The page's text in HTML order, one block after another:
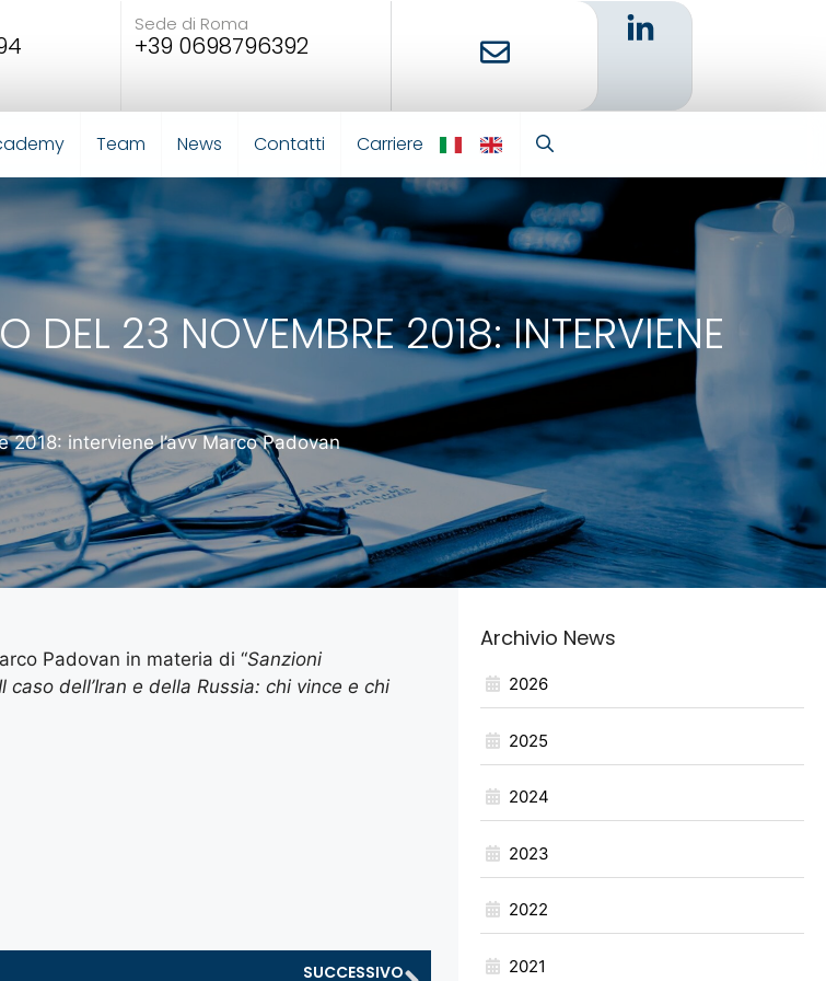
Sede di Roma
+39 0698796392
Team News Contatti
Carriere
23 NOVEMBRE 2018: INTERVIENE
interviene l’avv Marco Padovan
Padovan in materia di “Sanzioni
dell’Iran e della Russia: chi vince e chi
SUCCESSIVO
Archivio News
2026
2025
2024
2023
2022
2021